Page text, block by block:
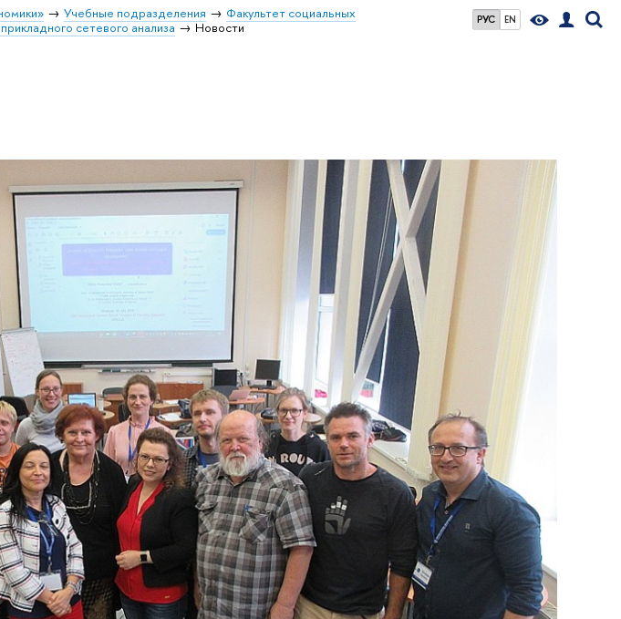
РУС EN
Учебные подразделения
Факультет социальных
сетевого анализа Новости